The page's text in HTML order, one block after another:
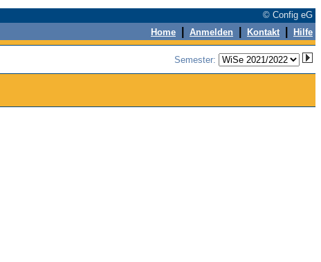
© Config eG
Home Anmelden Kontakt Hilfe
Semester: